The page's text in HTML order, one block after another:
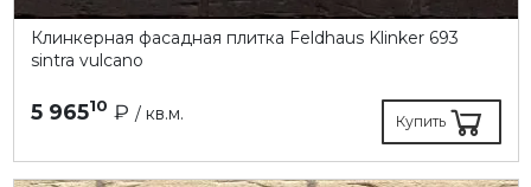
Клинкерная фасадная плитка Feldhaus Klinker 693
sintra vulcano
5 96510 ₽ / кв.м. Купить